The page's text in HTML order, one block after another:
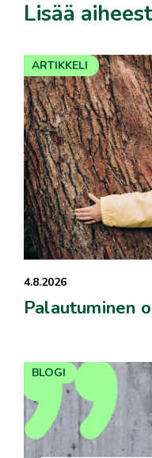
Lisää
4.8.2026
Palautuminen
ARTIKKELI
BLOGI